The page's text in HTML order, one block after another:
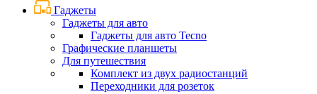
Гаджеты
Гаджеты для авто
Гаджеты для авто Tecno
Графические планшеты
Для путешествия
Комплект из двух радиостанций
Переходники для розеток